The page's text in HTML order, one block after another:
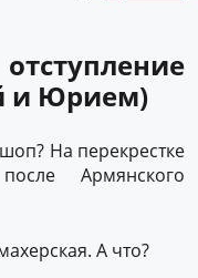
и Юрием)
На перекрестке
Армянского
А что?